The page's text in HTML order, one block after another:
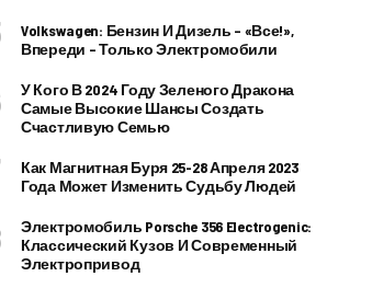
Volkswagen: Бензин И Дизель – «все!»,
Впереди – Только Электромобили
У Кого В 2024 Году Зеленого Дракона
Самые Высокие Шансы Создать
Счастливую Семью
Как Магнитная Буря 25-28 Апреля 2023
Года Может Изменить Судьбу Людей
Электромобиль Porsche 356 Electrogenic:
Классический Кузов И Современный
Электропривод